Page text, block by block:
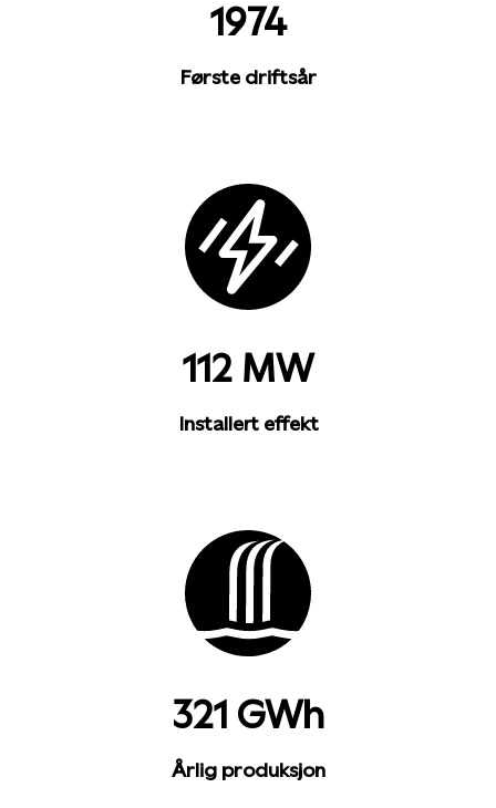
1974
Første driftsår
112 MW
Installert effekt
321 GWh
Årlig produksjon